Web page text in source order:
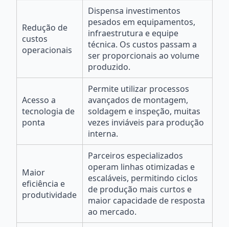
Redução de
custos
operacionais
Dispensa investimentos
pesados em equipamentos,
infraestrutura e equipe
técnica. Os custos passam a
ser proporcionais ao volume
produzido.
Acesso a
tecnologia de
ponta
Permite utilizar processos
avançados de montagem,
soldagem e inspeção, muitas
vezes inviáveis para produção
interna.
Maior
eficiência e
produtividade
Parceiros especializados
operam linhas otimizadas e
escaláveis, permitindo ciclos
de produção mais curtos e
maior capacidade de resposta
ao mercado.